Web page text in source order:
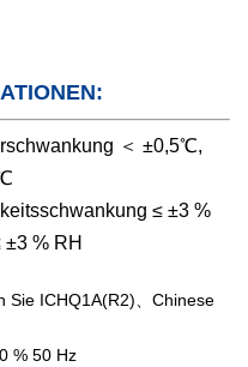
＜ ±0,5℃,
≤ ±3 %
% RH
Sie ICHQ1A(R2)、Chinese
% 50 Hz